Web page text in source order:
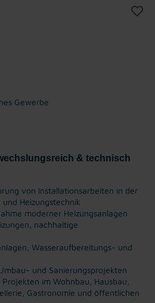
Gewerbe
& technisch
von Installationsarbeiten in der
Heizungstechnik
moderner Heizungsanlagen
nachhaltige
Wasseraufbereitungs- und
und Sanierungsprojekten
im Wohnbau, Hausbau,
Gastronomie und öffentlichen